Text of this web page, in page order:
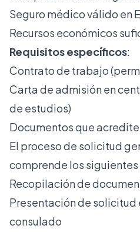
Seguro médico válido en
Recursos económicos
Requisitos específicos:
Contrato de trabajo
Carta de admisión en
de estudios)
Documentos que
El proceso de solicitud
comprende los siguientes
Recopilación de
Presentación de solicitud
consulado